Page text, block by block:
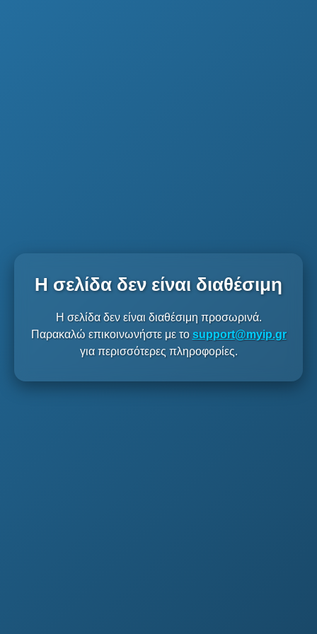
Η σελίδα δεν είναι διαθέσιμη
Η σελίδα δεν είναι διαθέσιμη προσωρινά.
Παρακαλώ επικοινωνήστε με το support@myip.gr
για περισσότερες πληροφορίες.